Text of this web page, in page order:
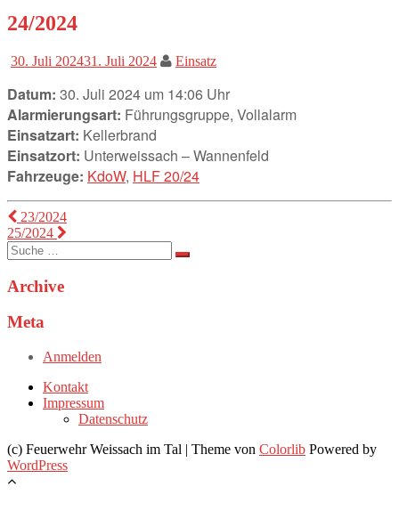
24/2024
30. Juli 202431. Juli 2024 Einsatz
Datum: 30. Juli 2024 um 14:06 Uhr
Alarmierungsart: Führungsgruppe, Vollalarm
Einsatzart: Kellerbrand
Einsatzort: Unterweissach – Wannenfeld
Fahrzeuge: KdoW, HLF 20/24
Beitragsnavigation
23/2024
25/2024
Suche
nach:
Archive
Meta
Anmelden
Kontakt
Impressum
Datenschutz
(c) Feuerwehr Weissach im Tal | Theme von Colorlib Powered by
WordPress